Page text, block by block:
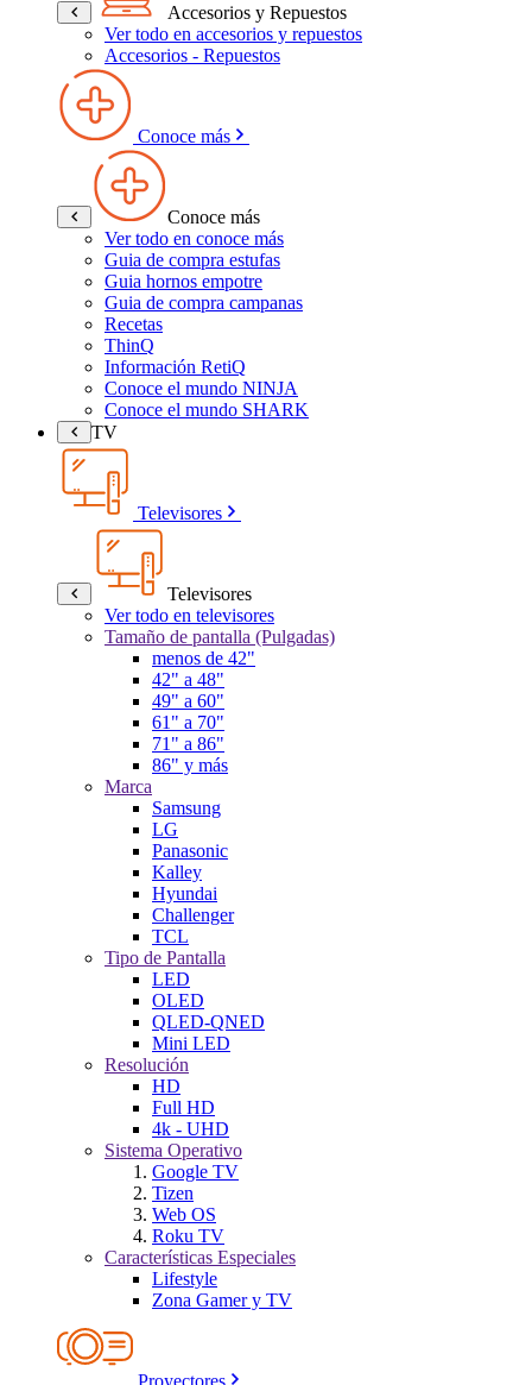
Accesorios y Repuestos
Ver todo en accesorios y repuestos
Accesorios - Repuestos
Conoce más
Conoce más
Ver todo en conoce más
Guia de compra estufas
Guia hornos empotre
Guia de compra campanas
Recetas
ThinQ
Información RetiQ
Conoce el mundo NINJA
Conoce el mundo SHARK
TV
Televisores
Televisores
Ver todo en televisores
Tamaño de pantalla (Pulgadas)
menos de 42"
42" a 48"
49" a 60"
61" a 70"
71" a 86"
86" y más
Marca
Samsung
LG
Panasonic
Kalley
Hyundai
Challenger
TCL
Tipo de Pantalla
LED
OLED
QLED-QNED
Mini LED
Resolución
HD
Full HD
4k - UHD
Sistema Operativo
Google TV
Tizen
Web OS
Roku TV
Características Especiales
Lifestyle
Zona Gamer y TV
Proyectores